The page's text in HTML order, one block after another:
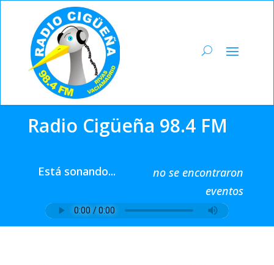
Radio Cigüeña 98.4 FM
Está sonando...
no se encontraron
eventos